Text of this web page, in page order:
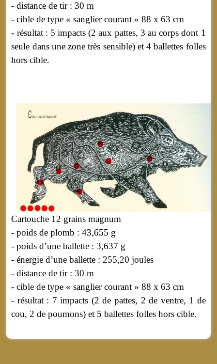
- distance de tir : 30 m
- cible de type « sanglier courant » 88 x 63 cm
- résultat : 5 impacts (2 aux pattes, 3 au corps dont 1
seule dans une zone très sensible) et 4 ballettes folles
hors cible.
Cartouche 12 grains magnum
- poids de plomb : 43,655 g
- poids d’une ballette : 3,637 g
- énergie d’une ballette : 255,20 joules
- distance de tir : 30 m
- cible de type « sanglier courant » 88 x 63 cm
- résultat : 7 impacts (2 de pattes, 2 de ventre, 1 de
cou, 2 de poumons) et 5 ballettes folles hors cible.